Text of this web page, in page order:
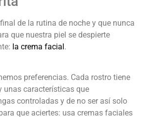
de la rutina de noche y que nunca
que nuestra piel se despierte
la crema facial.
preferencias. Cada rostro tiene
unas características que
controladas y de no ser así solo
que aciertes: usa cremas faciales